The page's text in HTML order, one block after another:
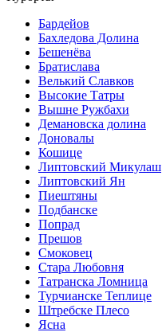
Бардейов
Бахледова Долина
Бешенёва
Братислава
Велький Славков
Высокие Татры
Вышне Ружбахи
Демановска долина
Доновалы
Кошице
Липтовский Микулаш
Липтовский Ян
Пиештяны
Подбанске
Попрад
Прешов
Смоковец
Стара Любовня
Татранска Ломница
Турчианске Теплице
Штребске Плесо
Ясна